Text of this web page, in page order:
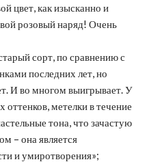
цвет, как изысканно и
розовый наряд! Очень
сорт, по сравнению с
последних лет, но
И во многом выигрывает. У
оттенков, метелки в течение
тона, что зачастую
– она является
и умиротворения»;